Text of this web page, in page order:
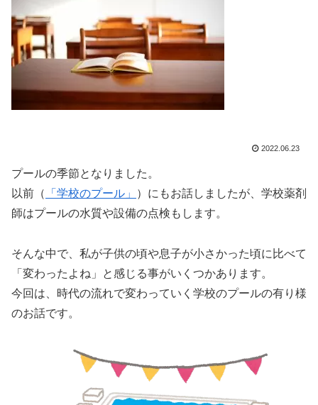
2022.06.23
プールの季節となりました。
以前（
「学校のプール」
）にもお話しましたが、学校薬剤
師はプールの水質や設備の点検もします。
そんな中で、私が子供の頃や息子が小さかった頃に比べて
「変わったよね」と感じる事がいくつかあります。
今回は、時代の流れで変わっていく学校のプールの有り様
のお話です。